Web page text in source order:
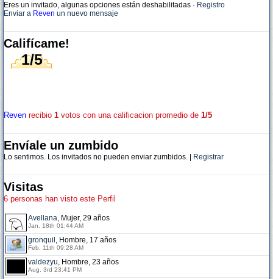
Eres un invitado, algunas opciones están deshabilitadas · Registro
Enviar a Reven un nuevo mensaje
Califícame!
1/5
Reven recibio 1 votos con una calificacion promedio de 1/5
Envíale un zumbido
Lo sentimos. Los invitados no pueden enviar zumbidos. | Registrar
Visitas
6 personas han visto este Perfil
Avellana, Mujer, 29 años
Jan. 18th 01:44 AM
gronquil , Hombre, 17 años
Feb. 11th 09:28 AM
valdezyu, Hombre, 23 años
Aug. 3rd 23:41 PM